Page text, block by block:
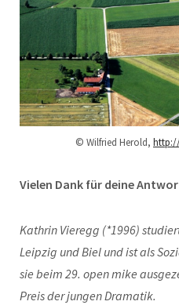
© Wilfried Herold,
Vielen Dank für deine
Kathrin Vieregg (*1996)
Leipzig und Biel und ist als
sie beim 29. open mike
Preis der jungen Dramatik.